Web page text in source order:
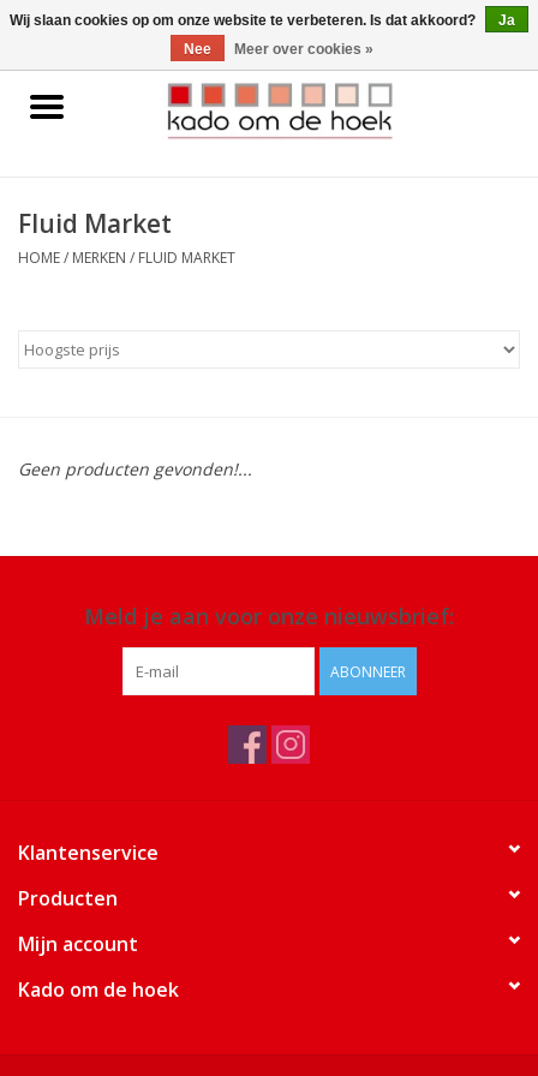
0 Artikelen - €0,00
Home
Gadgets
Fluid Market
HOME/ MERKEN / FLUID MARKET
Geen producten gevonden!...
Meld je aan voor onze nieuwsbrief:
ABONNEER
Klantenservice
Producten
Mijn account
Kado om de hoek
Wij slaan cookies op om onze website te verbeteren. Is dat akkoord?
Ja
Nee
Meer over cookies »